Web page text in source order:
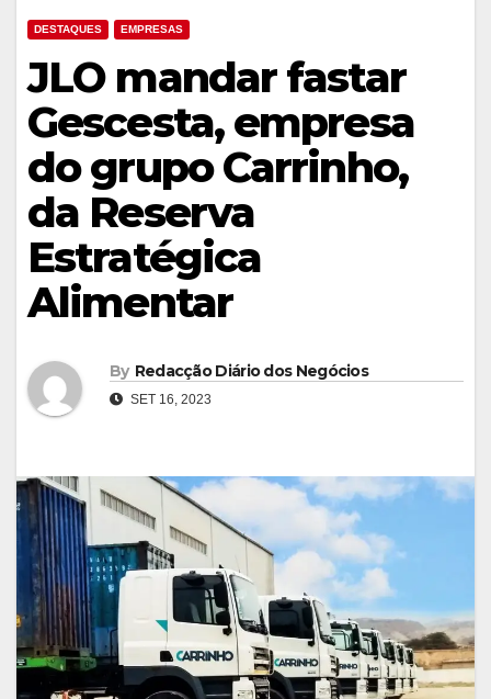
DESTAQUES EMPRESAS
JLO mandar fastar
Gescesta, empresa
do grupo Carrinho,
da Reserva
Estratégica
Alimentar
By Redacção Diário dos Negócios
SET 16, 2023